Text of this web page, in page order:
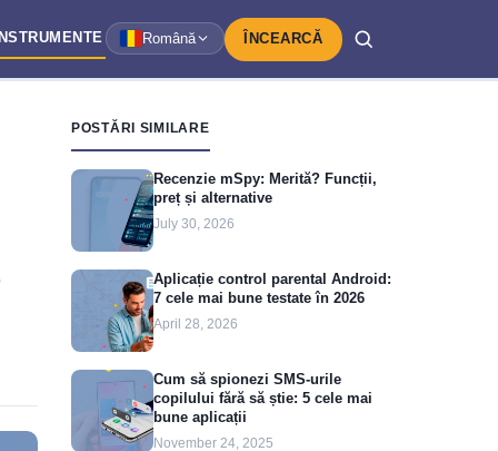
INSTRUMENTE Română ÎNCEARCĂ
POSTĂRI SIMILARE
Recenzie mSpy: Merită? Funcții,
preț și alternative
July 30, 2026
Aplicație control parental Android:
7 cele mai bune testate în 2026
April 28, 2026
Cum să spionezi SMS-urile
copilului fără să știe: 5 cele mai
bune aplicații
November 24, 2025